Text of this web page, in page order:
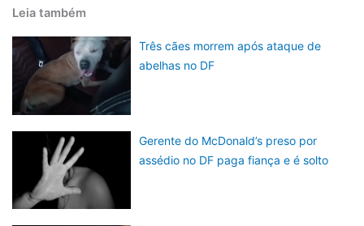
Leia também
Três cães morrem após ataque de
abelhas no DF
Gerente do McDonald’s preso por
assédio no DF paga fiança e é solto